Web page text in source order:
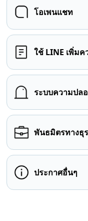
โอเพนแชท
ใช้ LINE เพิ่ม
ระบบความปล
พันธมิตรทางธุ
ประกาศอื่นๆ